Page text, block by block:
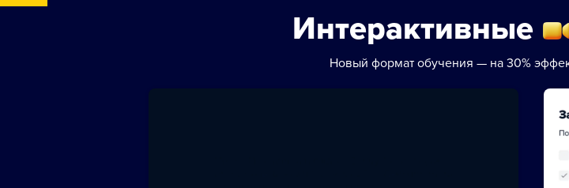
Интерактивные
Новый формат обучения — на 30%